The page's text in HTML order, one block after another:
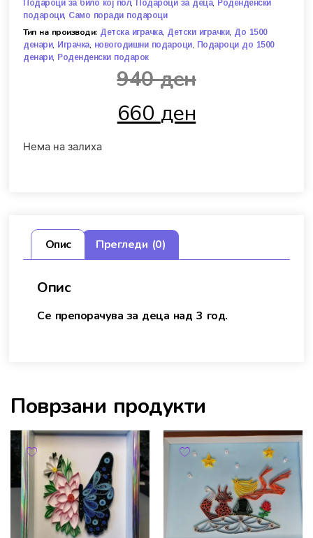
Подароци за било кој пол, Подароци за деца, Роденденски
подароци, Само поради подароци
Тип на производи: Детска играчка, Детски играчки, До 1500
денари, Играчка, новогодишни подароци, Подароци до 1500
денари, Роденденски подарок
940ден
660 ден
Нема на залиха
Опис Прегледи (0)
Опис
Се препорачува за деца над 3 год.
Поврзани продукти